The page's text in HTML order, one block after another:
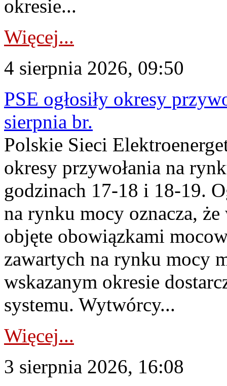
okresie...
Więcej...
4 sierpnia 2026, 09:50
PSE ogłosiły okresy
sierpnia br.
Polskie Sieci
okresy przywołania na
godzinach 17-18 i 18-19.
na rynku mocy oznacza,
objęte obowiązkami
zawartych na rynku mocy
wskazanym okresie
systemu. Wytwórcy...
Więcej...
3 sierpnia 2026, 16:08